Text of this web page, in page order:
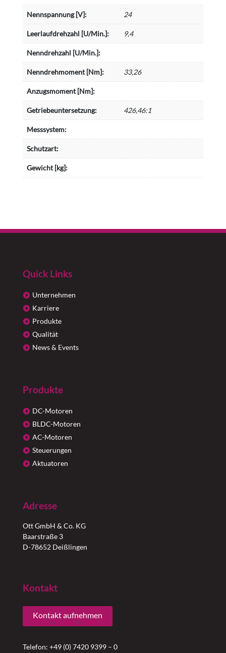
Nennspannung [V]: 24
Leerlaufdrehzahl [U/Min.]: 9,4
Nenndrehzahl [U/Min.]:
Nenndrehmoment [Nm]: 33,26
Anzugsmoment [Nm]:
Getriebeuntersetzung: 426,46:1
Messsystem:
Schutzart:
Gewicht [kg]:
Quick Links
Unternehmen
Karriere
Produkte
Qualität
News & Events
Produkte
DC-Motoren
BLDC-Motoren
AC-Motoren
Steuerungen
Aktuatoren
Adresse
Ott GmbH & Co. KG
Baarstraße 3
D-78652 Deißlingen
Kontakt
Kontakt aufnehmen
Telefon: +49 (0) 7420 9399 – 0